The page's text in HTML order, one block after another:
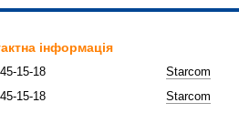
інформація
15-18
15-18
Starcom
Starcom